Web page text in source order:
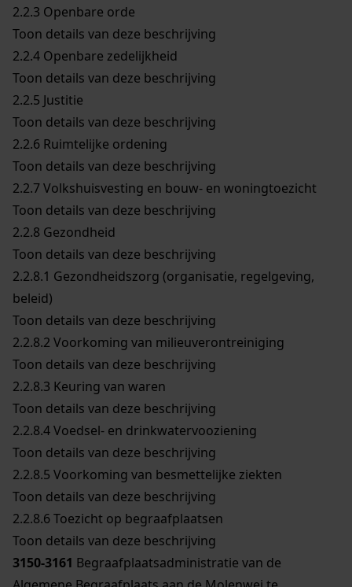
2.2.3 Openbare orde
Toon details van deze beschrijving
2.2.4 Openbare zedelijkheid
Toon details van deze beschrijving
2.2.5 Justitie
Toon details van deze beschrijving
2.2.6 Ruimtelijke ordening
Toon details van deze beschrijving
2.2.7Volkshuisvesting en bouw- en woningtoezicht
Toon details van deze beschrijving
2.2.8 Gezondheid
Toon details van deze beschrijving
2.2.8.1 Gezondheidszorg (organisatie, regelgeving,
beleid)
Toon details van deze beschrijving
2.2.8.2 Voorkoming van milieuverontreiniging
Toon details van deze beschrijving
2.2.8.3 Keuring van waren
Toon details van deze beschrijving
2.2.8.4Voedsel- en drinkwatervooziening
Toon details van deze beschrijving
2.2.8.5 Voorkoming van besmettelijke ziekten
Toon details van deze beschrijving
2.2.8.6 Toezicht op begraafplaatsen
Toon details van deze beschrijving
3150-3161 Begraafplaatsadministratie van de